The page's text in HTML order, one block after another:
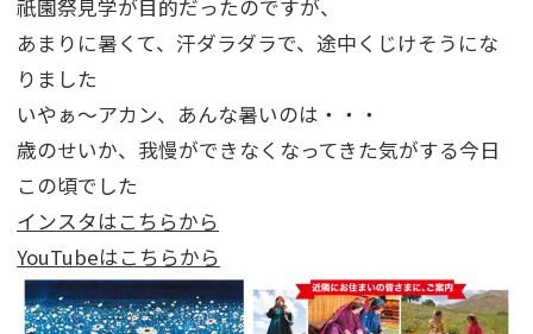
祇園祭見学が目的だったのですが、
あまりに暑くて、汗ダラダラで、途中くじけそうにな
りました
いやぁ～アカン、あんな暑いのは・・・
歳のせいか、我慢ができなくなってきた気がする今日
この頃でした
インスタはこちらから
YouTubeはこちらから